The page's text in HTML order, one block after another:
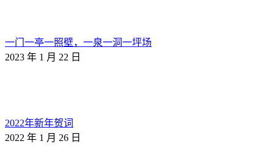
一门一亭一照壁，一泉一洞一坪场
2023 年 1 月 22 日
2022年新年贺词
2022 年 1 月 26 日